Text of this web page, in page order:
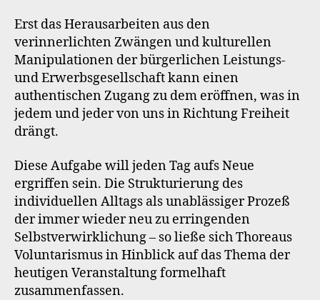
Erst das Herausarbeiten aus den
verinnerlichten Zwängen und kulturellen
Manipulationen der bürgerlichen Leistungs-
und Erwerbsgesellschaft kann einen
authentischen Zugang zu dem eröffnen, was in
jedem und jeder von uns in Richtung Freiheit
drängt.
Diese Aufgabe will jeden Tag aufs Neue
ergriffen sein. Die Strukturierung des
individuellen Alltags als unablässiger Prozeß
der immer wieder neu zu erringenden
Selbstverwirklichung – so ließe sich Thoreaus
Voluntarismus in Hinblick auf das Thema der
heutigen Veranstaltung formelhaft
zusammenfassen.